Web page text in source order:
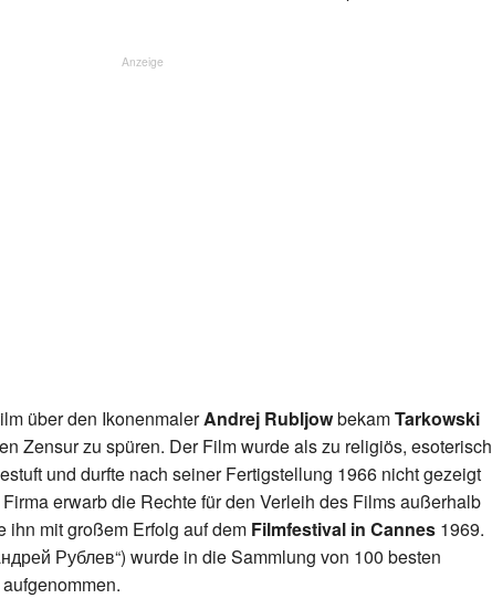
Anzeige
über den IkonenmalerAndrej RubljowbekamTarkowski
Zensur zu spüren. Der Film wurde als zu religiös, esoterisch
und durfte nach seiner Fertigstellung 1966 nicht gezeigt
erwarb die Rechte für den Verleih des Films außerhalb
ihn mit großem Erfolg auf dem Filmfestival in Cannes 1969.
Рублев“) wurde in die Sammlung von 100 besten